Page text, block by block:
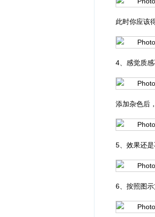
此时你应该
4、感觉质
添加杂色后
5、效果还
6、按照图示